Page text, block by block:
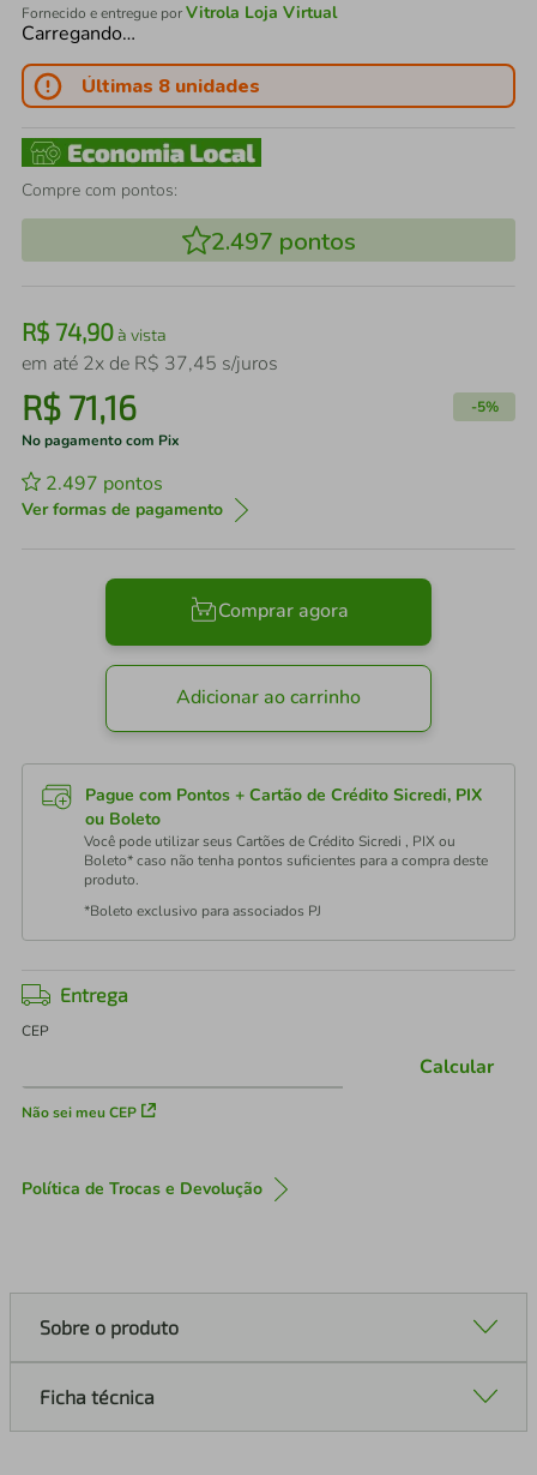
Fornecido e entregue porVitrola Loja Virtual
Carregando…
Últimas 8 unidades
Compre com pontos:
2.497 pontos
R$ 74,90à vista
em até 2x de R$ 37,45 s/juros
R$ 71,16 -5%
No pagamento com Pix
2.497 pontos
Ver formas de pagamento
Comprar agora
Adicionar ao carrinho
Pague com Pontos + Cartão de Crédito Sicredi, PIX
ou Boleto
Você pode utilizar seus Cartões de Crédito Sicredi , PIX ou
Boleto* caso não tenha pontos suficientes para a compra deste
produto.
*Boleto exclusivo para associados PJ
Entrega
CEP
Não sei meu CEP
Calcular
Política de Trocas e Devolução
Sobre o produto
Ficha técnica